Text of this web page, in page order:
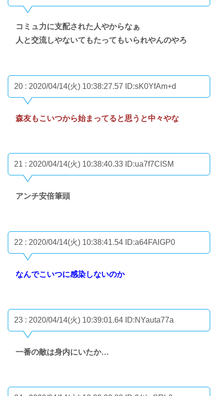
コミュ力に支配された人やからなぁ
人と交流しやないてもたってもいられやんのやろ
20 : 2020/04/14(火) 10:38:27.57 ID:sK0YfAm+d
森友もこいつから始まってると思うと中々やな
21 : 2020/04/14(火) 10:38:40.33 ID:ua7f7CISM
アンチ安倍筆頭
22 : 2020/04/14(火) 10:38:41.54 ID:a64FAlGP0
なんでこいつに感染しないのか
23 : 2020/04/14(火) 10:39:01.64 ID:NYauta77a
一番の敵は身内にいたか…